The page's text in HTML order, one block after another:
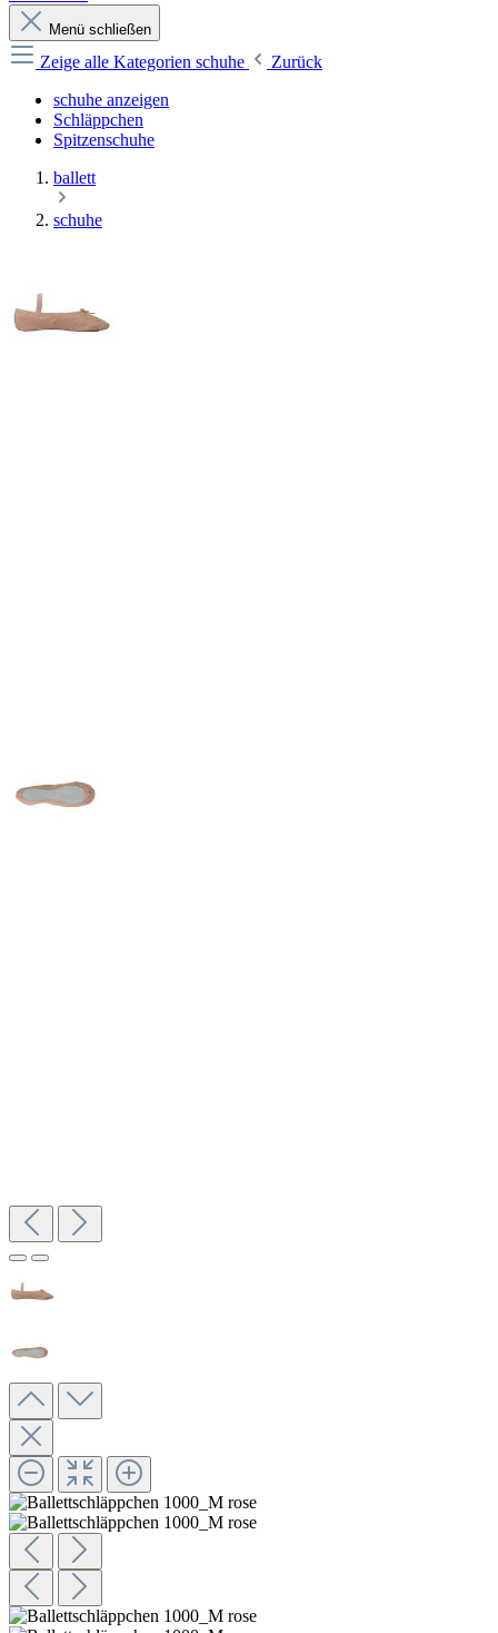
Menü schließen
Zeige alle Kategorien schuhe
Zurück
schuhe anzeigen
Schläppchen
Spitzenschuhe
ballett
schuhe